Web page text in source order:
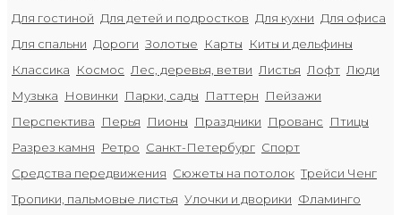
Для гостиной Для детей и подростков Для кухни Для офиса
Для спальни Дороги Золотые Карты
Киты и дельфины
Классика
Космос Лес, деревья, ветви Листья Лофт Люди
Музыка
Новинки Парки, сады Паттерн
Пейзажи
Перспектива
Перья Пионы Праздники Прованс
Птицы
Разрез камня
Ретро Санкт-Петербург Спорт
Средства передвижения Сюжеты на потолок Трейси Ченг
Тропики, пальмовые листья Улочки и дворики Фламинго